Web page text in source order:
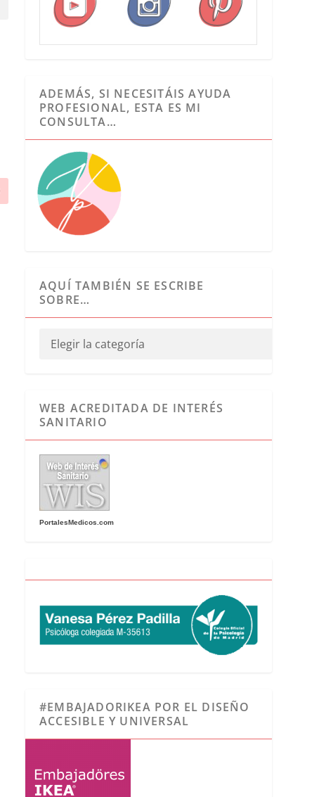
ADEMÁS, SI NECESITÁIS AYUDA
PROFESIONAL, ESTA ES MI
CONSULTA…
AQUÍ TAMBIÉN SE ESCRIBE
SOBRE…
WEB ACREDITADA DE INTERÉS
SANITARIO
PortalesMedicos.com
#EMBAJADORIKEA POR EL DISEÑO
ACCESIBLE Y UNIVERSAL